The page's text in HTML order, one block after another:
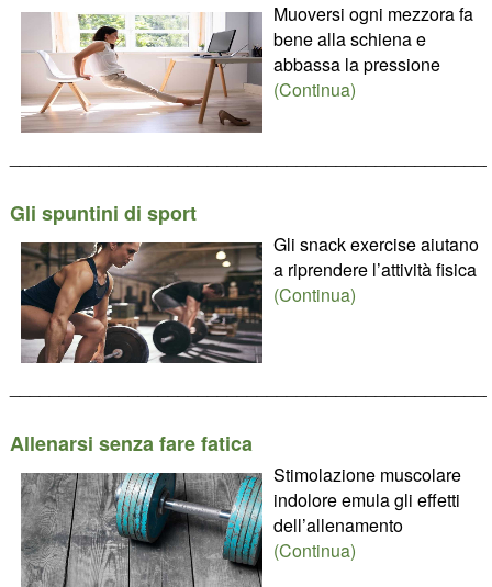
Muoversi ogni mezzora fa
bene alla schiena e
abbassa la pressione
(Continua)
Gli spuntini di sport
Gli snack exercise aiutano
a riprendere l’attività fisica
(Continua)
Allenarsi senza fare fatica
Stimolazione muscolare
indolore emula gli effetti
dell’allenamento
(Continua)